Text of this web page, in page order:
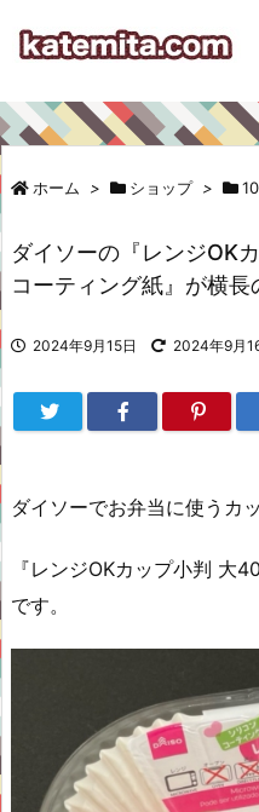
ホーム > ショップ >
ダイソーの『レンジOK
コーティング紙』が横長
2024年9月15日 2024年9月
ダイソーでお弁当に使うカ
『レンジOKカップ小判 大
です。